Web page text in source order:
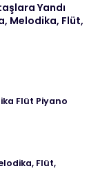
Yandı
Melodika, Flüt,
Flüt Piyano
Flüt,